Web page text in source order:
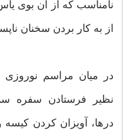
نامناسب که از آن بوی
از به کار بردن سخنان
در میان مراسم نوروزی
نظیر فرستادن سفره
درها، آویزان‌ کردن